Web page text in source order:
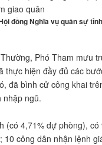
giao quân
đồng Nghĩa vụ quân sự
Phó Tham mưu
hiện đầy đủ các
đã bình cử công khai
nhập ngũ.
(có 4,71% dự phòng),
công dân nhận lệnh